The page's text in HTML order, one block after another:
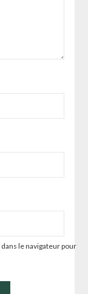
le navigateur pour